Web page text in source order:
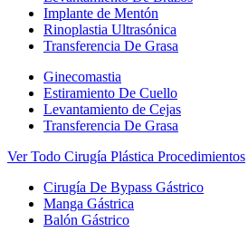
Implante de Mentón
Rinoplastia Ultrasónica
Transferencia De Grasa
Ginecomastia
Estiramiento De Cuello
Levantamiento de Cejas
Transferencia De Grasa
Ver Todo Cirugía Plástica Procedimientos
Cirugía De Bypass Gástrico
Manga Gástrica
Balón Gástrico